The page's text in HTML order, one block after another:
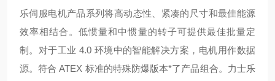
乐伺服电机产品系列将高动态性、紧凑的尺寸和最佳能源
效率相结合。低惯量和中惯量的转子可提供最佳批量定
制。对于工业 4.0 环境中的智能解决方案，电机用作数据
源。符合 ATEX 标准的特殊防爆版本*了产品组合。 力士乐